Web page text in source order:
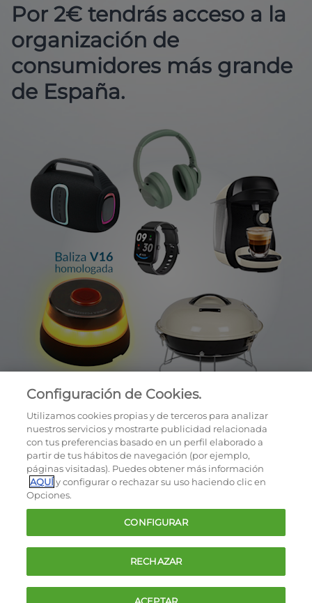
Por 2€ tendrás acceso a la
organización de
consumidores más grande
de España.
Cookies
Política de privacidad
Términos y condiciones de la oferta
Contacto
FAQ
Configuración de Cookies.
Utilizamos cookies propias y de terceros para analizar
nuestros servicios y mostrarte publicidad relacionada
con tus preferencias basado en un perfil elaborado a
partir de tus hábitos de navegación (por ejemplo,
páginas visitadas). Puedes obtener más información
AQUÍy configurar o rechazar su uso haciendo clic en
Opciones.
CONFIGURAR
RECHAZAR